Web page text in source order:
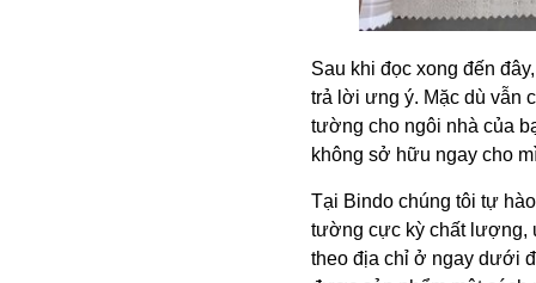
Sau khi đọc xong đến
trả lời ưng ý. Mặc dù vẫn
tường cho ngôi nhà của
không sở hữu ngay cho
Tại Bindo chúng tôi tự
tường cực kỳ chất lượng,
theo địa chỉ ở ngay dưới